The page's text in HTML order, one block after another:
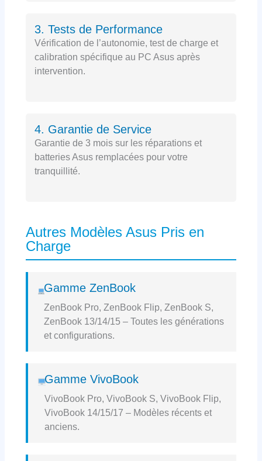
3. Tests de Performance
Vérification de l’autonomie, test de charge et
calibration spécifique au PC Asus après
intervention.
4. Garantie de Service
Garantie de 3 mois sur les réparations et
batteries Asus remplacées pour votre
tranquillité.
Autres Modèles Asus Pris en
Charge
Gamme ZenBook
ZenBook Pro, ZenBook Flip, ZenBook S,
ZenBook 13/14/15 – Toutes les générations
et configurations.
Gamme VivoBook
VivoBook Pro, VivoBook S, VivoBook Flip,
VivoBook 14/15/17 – Modèles récents et
anciens.